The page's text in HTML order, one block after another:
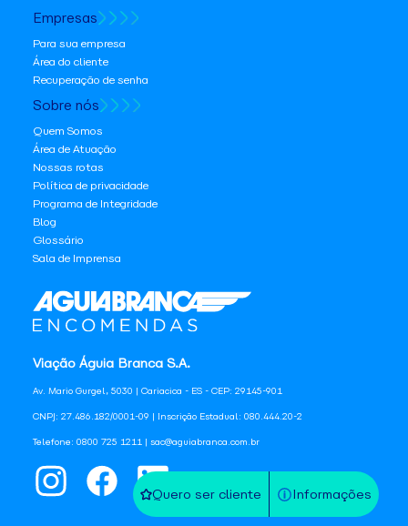
Quero ser cliente Informações
Viação Águia Branca S.A.
Av. Mario Gurgel, 5030 | Cariacica - ES - CEP: 29145-901
CNPJ: 27.486.182/0001-09 | Inscrição Estadual: 080.444.20-2
Telefone: 0800 725 1211 | sac@aguiabranca.com.br
Empresas
Para sua empresa
Área do cliente
Recuperação de senha
Sobre nós
Quem Somos
Área de Atuação
Nossas rotas
Política de privacidade
Programa de Integridade
Blog
Glossário
Sala de Imprensa